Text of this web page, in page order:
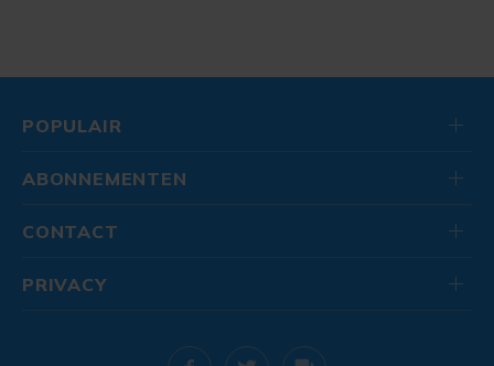
POPULAIR
ABONNEMENTEN
CONTACT
PRIVACY